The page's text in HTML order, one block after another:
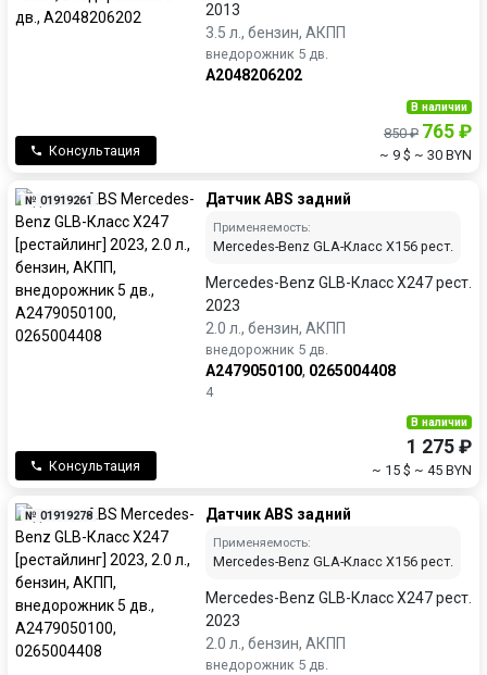
2013
3.5 л., бензин, АКПП
внедорожник 5 дв.
A2048206202
Консультация
В наличии
850 ₽ 765 ₽
~ 9 $ ~ 30 BYN
№ 01919261 Датчик ABS задний
Применяемость:
Mercedes-Benz GLA-Класс X156 рест.
Mercedes-Benz GLB-Класс X247 рест.
2023
2.0 л., бензин, АКПП
внедорожник 5 дв.
A2479050100, 0265004408
4
Консультация
В наличии
1 275 ₽
~ 15 $ ~ 45 BYN
№ 01919278 Датчик ABS задний
Применяемость:
Mercedes-Benz GLA-Класс X156 рест.
Mercedes-Benz GLB-Класс X247 рест.
2023
2.0 л., бензин, АКПП
внедорожник 5 дв.